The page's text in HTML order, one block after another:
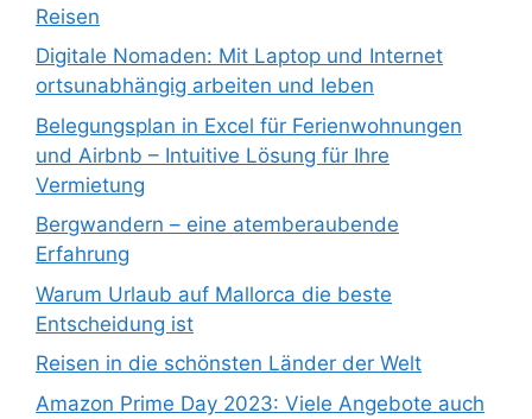
Reisen
Digitale Nomaden: Mit Laptop und Internet
ortsunabhängig arbeiten und leben
Belegungsplan in Excel für Ferienwohnungen
und Airbnb – Intuitive Lösung für Ihre
Vermietung
Bergwandern – eine atemberaubende
Erfahrung
Warum Urlaub auf Mallorca die beste
Entscheidung ist
Reisen in die schönsten Länder der Welt
Amazon Prime Day 2023: Viele Angebote auch